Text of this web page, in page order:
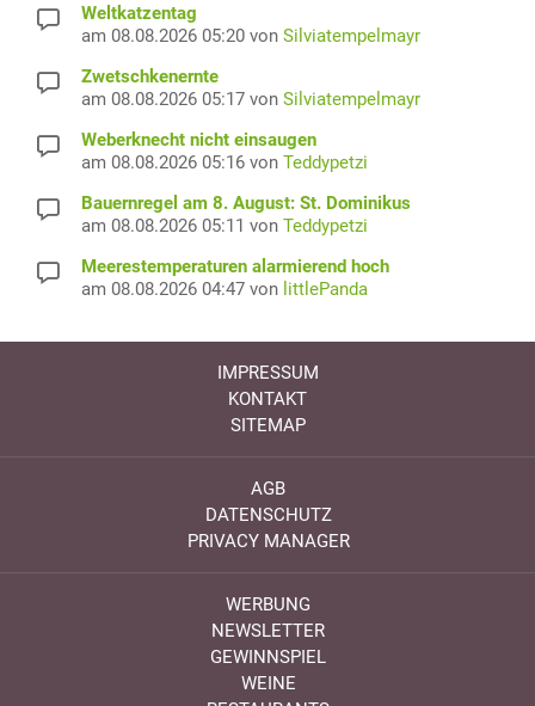
Weltkatzentag
am 08.08.2026 05:20 von Silviatempelmayr
Zwetschkenernte
am 08.08.2026 05:17 von Silviatempelmayr
Weberknecht nicht einsaugen
am 08.08.2026 05:16 von Teddypetzi
Bauernregel am 8. August: St. Dominikus
am 08.08.2026 05:11 von Teddypetzi
Meerestemperaturen alarmierend hoch
am 08.08.2026 04:47 von littlePanda
IMPRESSUM
KONTAKT
SITEMAP
AGB
DATENSCHUTZ
PRIVACY MANAGER
WERBUNG
NEWSLETTER
GEWINNSPIEL
WEINE